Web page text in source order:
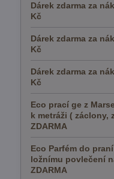
Dárek zdarma za
Kč
Dárek zdarma za
Kč
Dárek zdarma za
Kč
Eco prací ge z
k metráži ( záclony,
ZDARMA
Eco Parfém do
ložnímu povlečení
ZDARMA